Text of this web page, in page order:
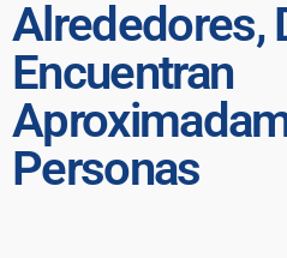
Alrededores,
Encuentran
Personas